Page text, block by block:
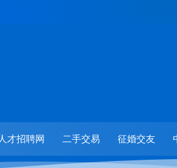
才招聘网 二手交易 征婚交友